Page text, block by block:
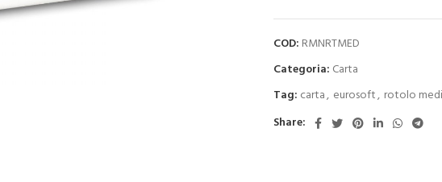
COD: RMNRTMED
Categoria: Carta
Tag: carta, eurosoft, rotolo
Share: